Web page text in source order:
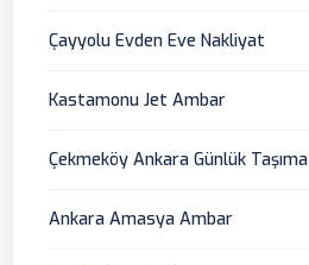
Çayyolu Evden Eve Nakliyat
Kastamonu Jet Ambar
Çekmeköy Ankara Günlük Taşıma
Ankara Amasya Ambar